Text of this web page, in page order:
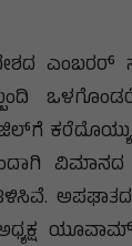
ಎಂಬರರ್‌
ಅಪಘಾತದ